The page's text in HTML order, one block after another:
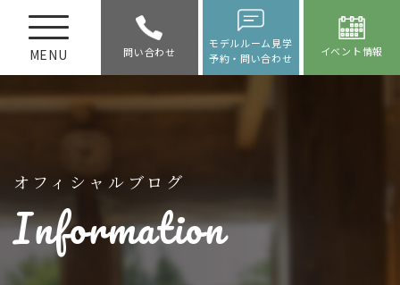
MENU 問い合わせ
モデルルーム見学
予約・問い合わせ
イベント情報
オフィシャルブログ
Information